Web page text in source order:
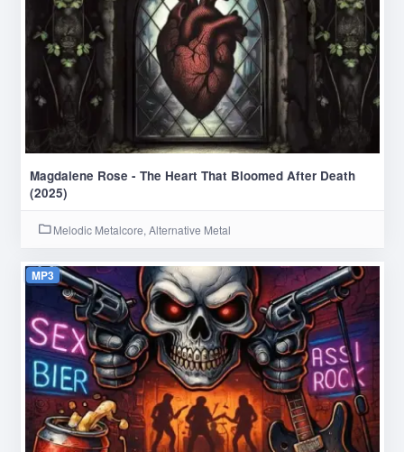
Magdalene Rose - The Heart That Bloomed After Death
(2025)
Melodic Metalcore, Alternative Metal
MP3